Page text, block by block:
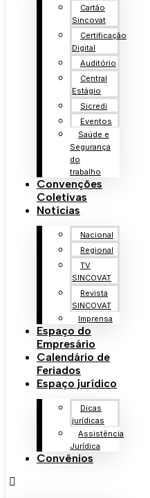
Cartão
Sincovat
Certificação
Digital
Auditório
Central
Estágio
Sicredi
Eventos
Saúde e
Segurança
do
trabalho
Convenções
Coletivas
Notícias
Nacional
Regional
TV
SINCOVAT
Revista
SINCOVAT
Imprensa
Espaço do
Empresário
Calendário de
Feriados
Espaço jurídico
Dicas
jurídicas
Assistência
Jurídica
Convênios